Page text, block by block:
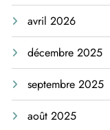
avril 2026
décembre 2025
septembre 2025
août 2025